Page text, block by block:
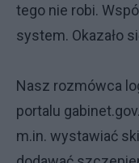
tego nie robi.
system. Okazało
Nasz rozmówca
portalu
m.in. wystawiać